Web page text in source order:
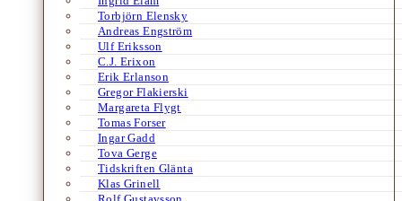
Torbjörn Elensky
Andreas Engström
Ulf Eriksson
C.J. Erixon
Erik Erlanson
Gregor Flakierski
Margareta Flygt
Tomas Forser
Ingar Gadd
Tova Gerge
Tidskriften Glänta
Klas Grinell